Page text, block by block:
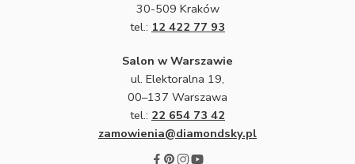
30-509 Kraków
tel.: 12 422 77 93
Salon w Warszawie
ul. Elektoralna 19,
00–137 Warszawa
tel.: 22 654 73 42
zamowienia@diamondsky.pl